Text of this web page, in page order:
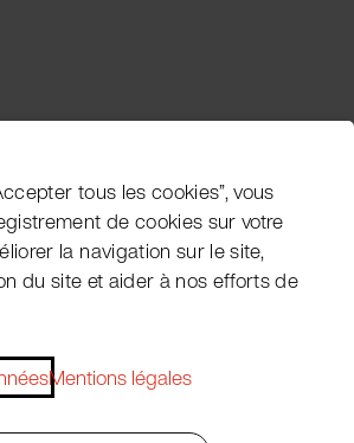
Newsletter
regularly updated on news, event
tous les cookies”, vous
de cookies sur votre
la navigation sur le site,
du site et aider à nos efforts de
Mentions légales